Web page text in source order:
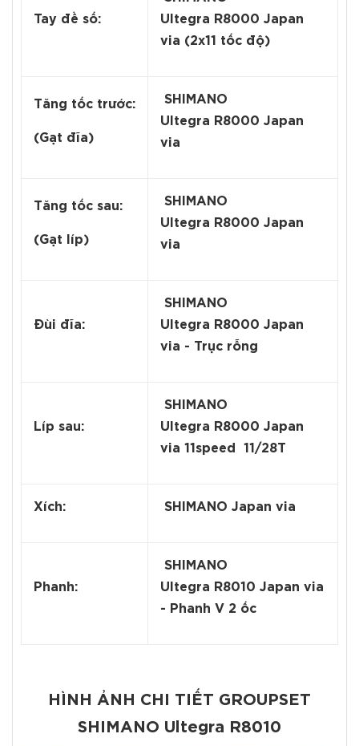
Tay đề số:
Ultegra R8000 Japan
via (2x11 tốc độ)
Tăng tốc trước:
(Gạt đĩa)
SHIMANO
Ultegra R8000 Japan
via
Tăng tốc sau:
(Gạt líp)
SHIMANO
Ultegra R8000 Japan
via
Đùi đĩa:
SHIMANO
Ultegra R8000 Japan
via - Trục rỗng
Líp sau:
SHIMANO
Ultegra R8000 Japan
via 11speed 11/28T
Xích: SHIMANO Japan via
Phanh:
SHIMANO
Ultegra R8010 Japan via
- Phanh V 2 ốc
HÌNH ẢNH CHI TIẾT GROUPSET
SHIMANO Ultegra R8010